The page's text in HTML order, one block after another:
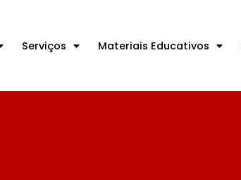
Serviços Materiais Educativos